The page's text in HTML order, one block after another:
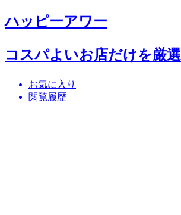
ハッピーアワー
コスパよいお店だけを厳選
お気に入り
閲覧履歴